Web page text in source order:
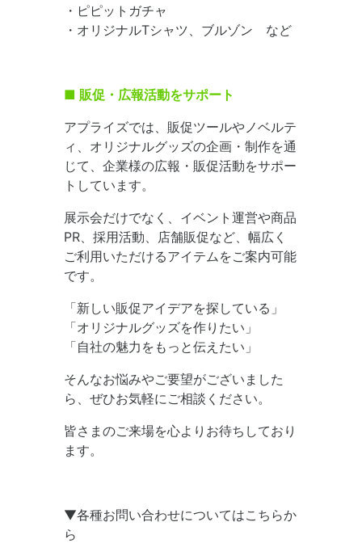
・ピピットガチャ
・オリジナルTシャツ、ブルゾン など
■ 販促・広報活動をサポート
アプライズでは、販促ツールやノベルテ
ィ、オリジナルグッズの企画・制作を通
じて、企業様の広報・販促活動をサポー
トしています。
展示会だけでなく、イベント運営や商品
PR、採用活動、店舗販促など、幅広く
ご利用いただけるアイテムをご案内可能
です。
「新しい販促アイデアを探している」
「オリジナルグッズを作りたい」
「自社の魅力をもっと伝えたい」
そんなお悩みやご要望がございました
ら、ぜひお気軽にご相談ください。
皆さまのご来場を心よりお待ちしており
ます。
▼各種お問い合わせについてはこちらか
ら